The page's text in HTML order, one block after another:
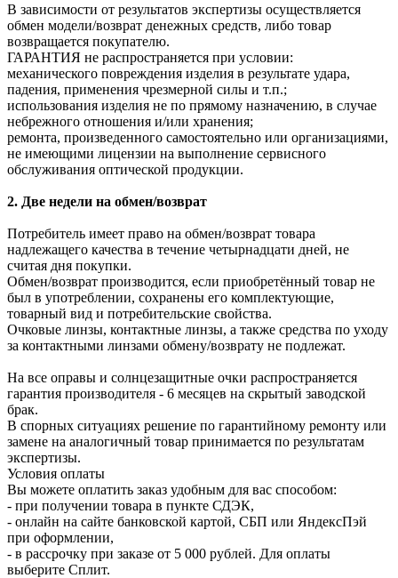
В зависимости от результатов экспертизы осуществляется
обмен модели/возврат денежных средств, либо товар
возвращается покупателю.
ГАРАНТИЯ не распространяется при условии:
механического повреждения изделия в результате удара,
падения, применения чрезмерной силы и т.п.;
использования изделия не по прямому назначению, в случае
небрежного отношения и/или хранения;
ремонта, произведенного самостоятельно или организациями,
не имеющими лицензии на выполнение сервисного
обслуживания оптической продукции.
2. Две недели на обмен/возврат
Потребитель имеет право на обмен/возврат товара
надлежащего качества в течение четырнадцати дней, не
считая дня покупки.
Обмен/возврат производится, если приобретённый товар не
был в употреблении, сохранены его комплектующие,
товарный вид и потребительские свойства.
Очковые линзы, контактные линзы, а также средства по уходу
за контактными линзами обмену/возврату не подлежат.
На все оправы и солнцезащитные очки распространяется
гарантия производителя - 6 месяцев на скрытый заводской
брак.
В спорных ситуациях решение по гарантийному ремонту или
замене на аналогичный товар принимается по результатам
экспертизы.
Условия оплаты
Вы можете оплатить заказ удобным для вас способом:
- при получении товара в пункте СДЭК,
- онлайн на сайте банковской картой, СБП или ЯндексПэй
при оформлении,
- в рассрочку при заказе от 5 000 рублей. Для оплаты
выберите Сплит.